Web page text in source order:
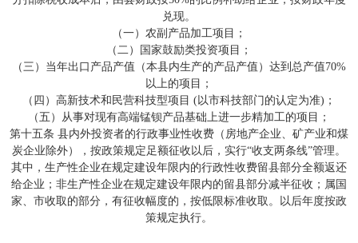
兑现。
（一）农副产品加工项目；
（二）国家鼓励类投资项目；
（三）当年出口产品产值（本县内生产的产品产值）达到总产值70%
以上的项目；
（四）高新技术和民营科技型项目 (以市科技部门的认定为准)；
（五）从事对现有高端锰钡产品基础上进一步精加工的项目；
第十五条 县内外投资者的行政事业性收费（房地产企业、矿产业和煤
炭企业除外），按政策规定足额征收以后，实行“收支两条线”管理。
其中，生产性企业在规定建设年限内的行政性收费留县部分全额返还
给企业；非生产性企业在规定建设年限内的留县部分减半征收；属国
家、市收取的部分，有征收幅度的，按低限标准收取。以后年度按政
策规定执行。